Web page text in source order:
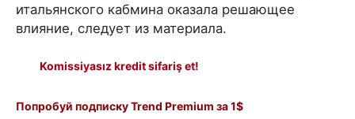
итальянского кабмина оказала решающее
влияние, следует из материала.
Komissiyasız kredit sifariş et!
Попробуй подписку Trend Premium за 1$